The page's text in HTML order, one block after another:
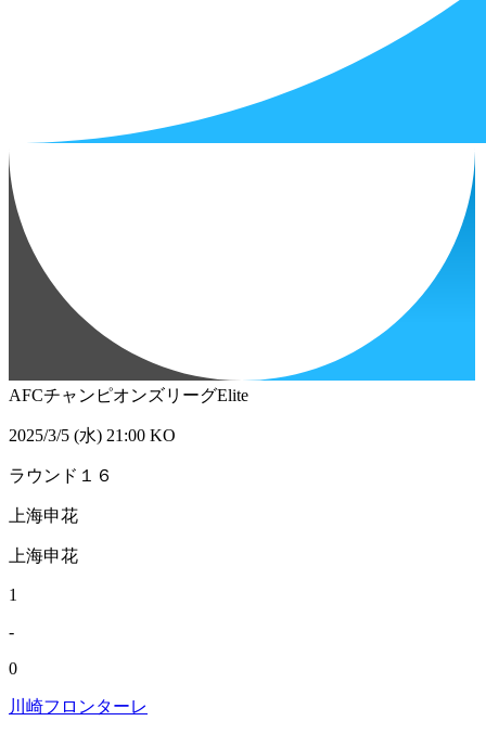
AFCチャンピオンズリーグElite
2025/3/5 (水) 21:00 KO
ラウンド１６
上海申花
上海申花
1
-
0
川崎フロンターレ